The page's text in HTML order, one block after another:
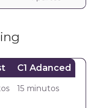
C1 Adanced
15 minutos